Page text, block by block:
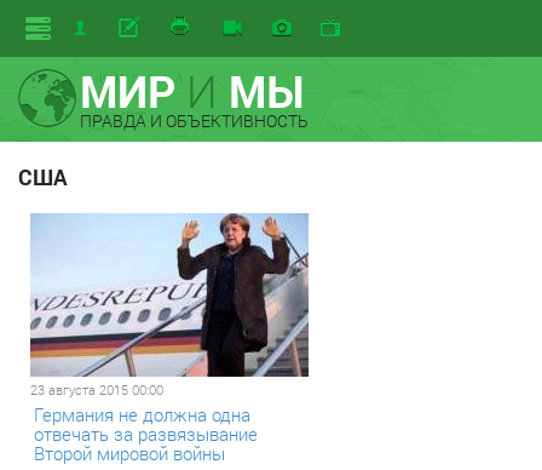
МИРИ МЫ
ПРАВДА И ОБЪЕКТИВНОСТЬ
США
23 августа 2015 00:00
Германия не должна одна
отвечать за развязывание
Второй мировой войны